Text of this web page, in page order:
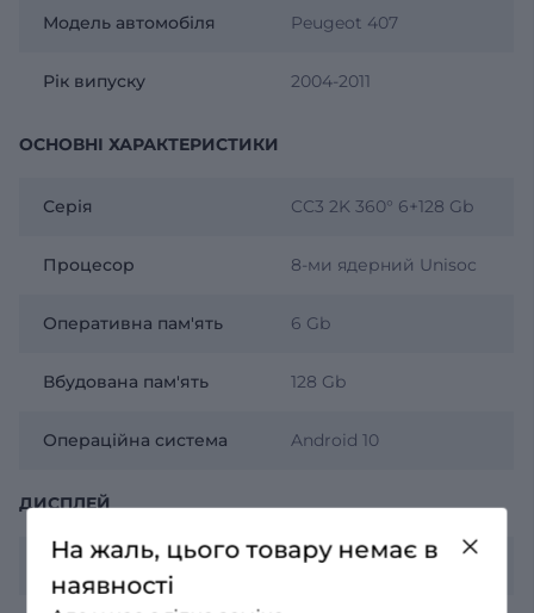
Модель автомобіля Peugeot 407
Рік випуску 2004-2011
ОСНОВНІ ХАРАКТЕРИСТИКИ
Серія CC3 2K 360° 6+128 Gb
Процесор 8-ми ядерний Unisoc
Оперативна пам'ять 6 Gb
Вбудована пам'ять 128 Gb
Операційна система Android 10
ДИСПЛЕЙ
Роздільна здатність 2К 2000х1200
На жаль, цього товару немає в
наявності